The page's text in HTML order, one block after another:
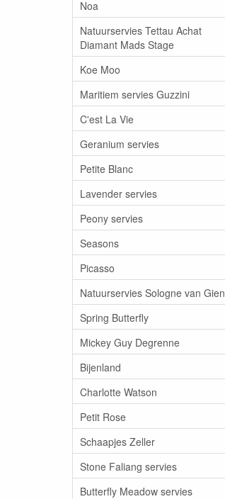
Noa
Natuurservies Tettau Achat
Diamant Mads Stage
Koe Moo
Maritiem servies Guzzini
C'est La Vie
Geranium servies
Petite Blanc
Lavender servies
Peony servies
Seasons
Picasso
Natuurservies Sologne van Gien
Spring Butterfly
Mickey Guy Degrenne
Bijenland
Charlotte Watson
Petit Rose
Schaapjes Zeller
Stone Faliang servies
Butterfly Meadow servies